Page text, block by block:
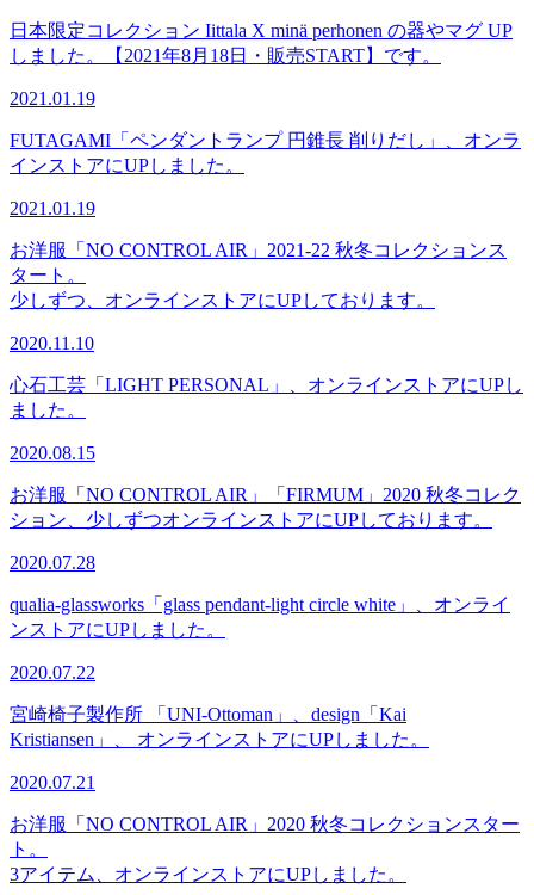
日本限定コレクション Iittala X minä perhonen の器やマグ UP
しました。【2021年8月18日・販売START】です。
2021.01.19
FUTAGAMI「ペンダントランプ 円錐長 削りだし」、オンラ
インストアにUPしました。
2021.01.19
お洋服「NO CONTROL AIR」2021-22 秋冬コレクションス
タート。
少しずつ、オンラインストアにUPしております。
2020.11.10
心石工芸「LIGHT PERSONAL」、オンラインストアにUPし
ました。
2020.08.15
お洋服「NO CONTROL AIR」「FIRMUM」2020 秋冬コレク
ション、少しずつオンラインストアにUPしております。
2020.07.28
qualia-glassworks「glass pendant-light circle white」、オンライ
ンストアにUPしました。
2020.07.22
宮崎椅子製作所 「UNI-Ottoman」、design「Kai
Kristiansen」、 オンラインストアにUPしました。
2020.07.21
お洋服「NO CONTROL AIR」2020 秋冬コレクションスター
ト。
3アイテム、オンラインストアにUPしました。